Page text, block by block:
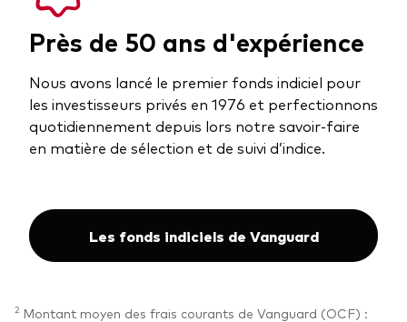
Près de 50 ans d'expérience
Nous avons lancé le premier fonds indiciel pour
les investisseurs privés en 1976 et perfectionnons
quotidiennement depuis lors notre savoir-faire
en matière de sélection et de suivi d’indice.
Les fonds indiciels de Vanguard
2 Montant moyen des frais courants de Vanguard (OCF) :